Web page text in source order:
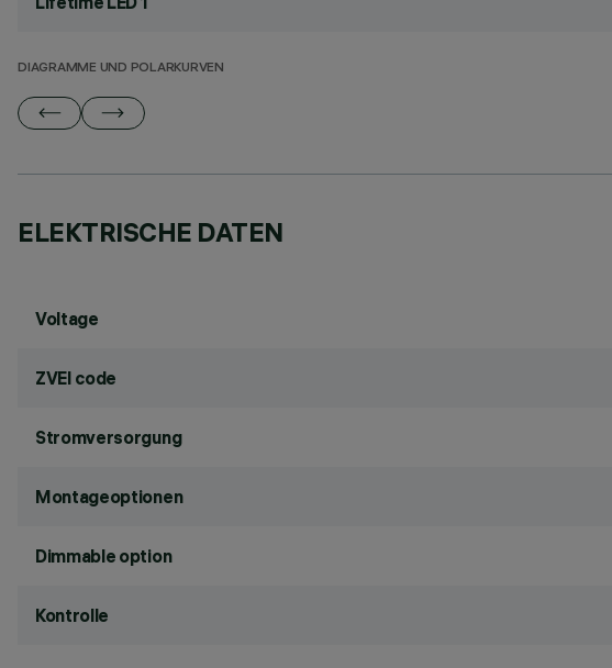
DIAGRAMME UND POLARKURVEN
ELEKTRISCHE DATEN
Voltage
ZVEI code
Stromversorgung
Montageoptionen
Dimmable option
Kontrolle